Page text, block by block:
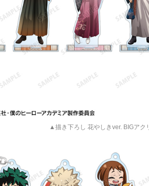
▲描き下ろし 花やしきver. BIGアク